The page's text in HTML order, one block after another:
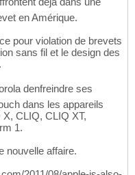
en Amérique.
pour violation de brevets
sans fil et le design des
denfreindre ses
dans les appareils
CLIQ, CLIQ XT,
1.
nouvelle affaire.